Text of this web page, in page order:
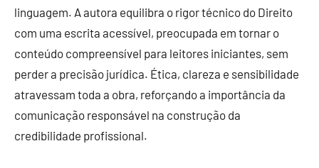
linguagem. A autora equilibra o rigor técnico do Direito
com uma escrita acessível, preocupada em tornar o
conteúdo compreensível para leitores iniciantes, sem
perder a precisão jurídica. Ética, clareza e sensibilidade
atravessam toda a obra, reforçando a importância da
comunicação responsável na construção da
credibilidade profissional.